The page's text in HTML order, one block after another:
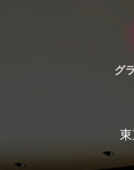
グ